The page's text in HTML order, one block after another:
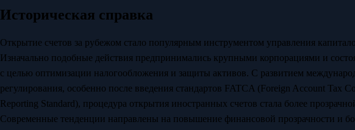
Историческая справка
Открытие счетов за рубежом стало популярным инструментом управления
Изначально подобные действия предпринимались крупными корпорациями и
с целью оптимизации налогообложения и защиты активов. С развитием
регулирования, особенно после введения стандартов FATCA (Foreign Account Tax
Reporting Standard), процедура открытия иностранных счетов стала более
Современные тенденции направлены на повышение финансовой прозрачности и